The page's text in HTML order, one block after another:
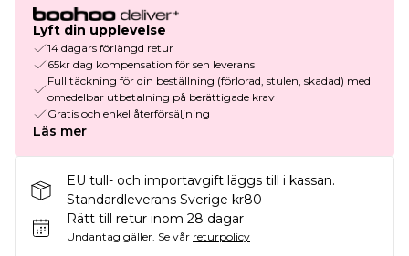
Lyft din upplevelse
14 dagars förlängd retur
65kr dag kompensation för sen leverans
Full täckning för din beställning (förlorad, stulen, skadad) med
omedelbar utbetalning på berättigade krav
Gratis och enkel återförsäljning
Läs mer
EU tull- och importavgift läggs till i kassan.
Standardleverans Sverige kr80
Rätt till retur inom 28 dagar
Undantag gäller. Se vår returpolicy